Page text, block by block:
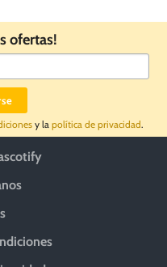
ofertas!
y la política de privacidad.